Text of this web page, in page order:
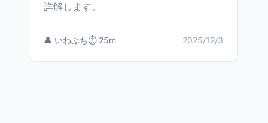
詳解します。
👤 いわぶち⏱️ 25m 2025/12/3